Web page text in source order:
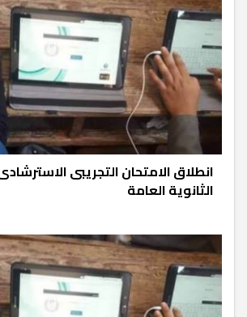
انطلاق الامتحان التجريبى
الثانوية العامة